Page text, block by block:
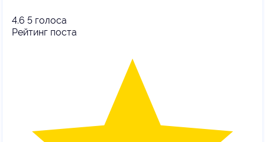
4.6 5 голоса
Рейтинг поста